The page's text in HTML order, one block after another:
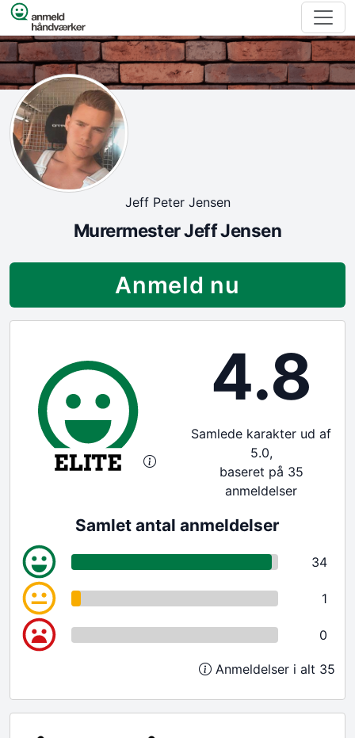
Spring til indhold
Jeff Peter Jensen
Murermester Jeff Jensen
Anmeld nu
4.8
Samlede karakter ud af
5.0,
baseret på 35
anmeldelser
Samlet antal anmeldelser
34
1
0
Anmeldelser i alt 35